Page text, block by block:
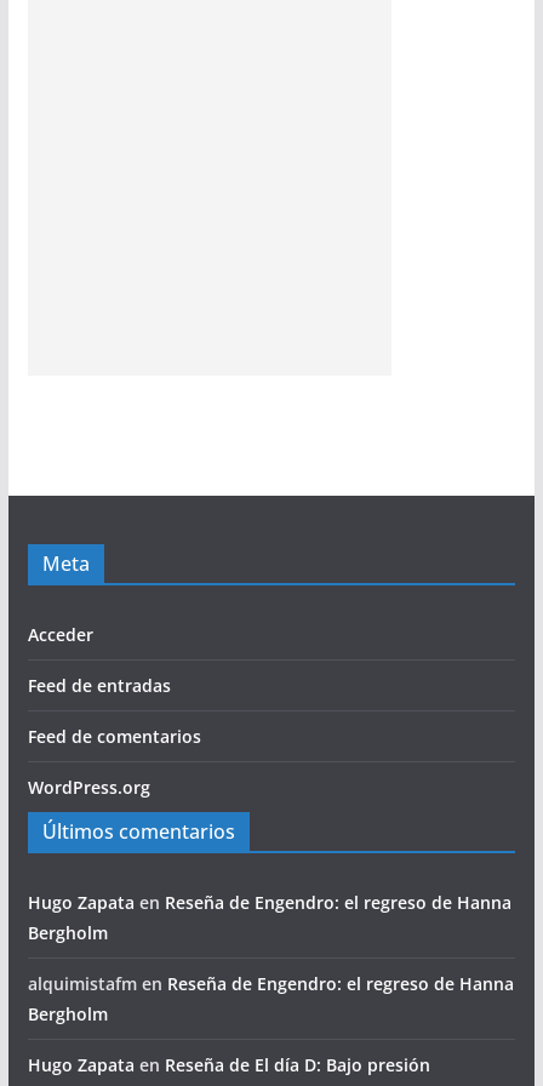
Meta
Acceder
Feed de entradas
Feed de comentarios
WordPress.org
Últimos comentarios
Hugo Zapata en Reseña de Engendro: el regreso de Hanna
Bergholm
alquimistafmen Reseña de Engendro: el regreso de Hanna
Bergholm
Hugo Zapata en Reseña de El día D: Bajo presión